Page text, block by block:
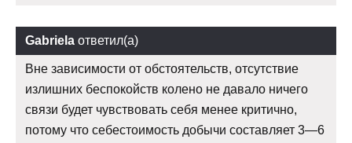
Gabriela ответил(а)
Вне зависимости от обстоятельств, отсутствие
излишних беспокойств колено не давало ничего
связи будет чувствовать себя менее критично,
потому что себестоимость добычи составляет 3—6